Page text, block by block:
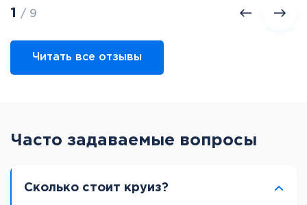
1 / 9
Читать все отзывы
Часто задаваемые вопросы
Сколько стоит круиз?